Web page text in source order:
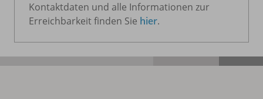
Kontaktdaten und alle Informationen zur
Erreichbarkeit finden Sie hier.